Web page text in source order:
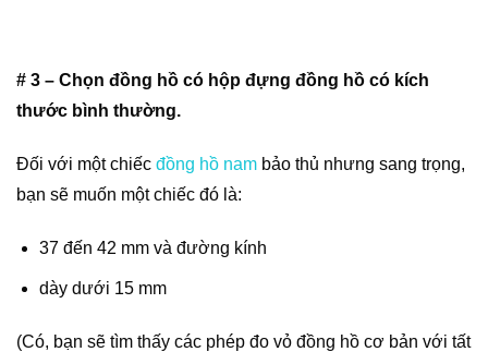
# 3 – Chọn đồng hồ có hộp đựng đồng hồ có kích
thước bình thường.
Đối với một chiếc đồng hồ nam bảo thủ nhưng sang trọng,
bạn sẽ muốn một chiếc đó là:
37 đến 42 mm và đường kính
dày dưới 15 mm
(Có, bạn sẽ tìm thấy các phép đo vỏ đồng hồ cơ bản với tất